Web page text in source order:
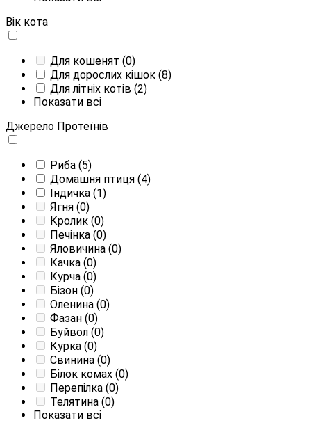
Вік кота
Для кошенят (0)
Для дорослих кішок (8)
Для літніх котів (2)
Показати всі
Джерело Протеїнів
Риба (5)
Домашня птиця (4)
Індичка (1)
Ягня (0)
Кролик (0)
Печінка (0)
Яловичина (0)
Качка (0)
Курча (0)
Бізон (0)
Оленина (0)
Фазан (0)
Буйвол (0)
Курка (0)
Свинина (0)
Білок комах (0)
Перепілка (0)
Телятина (0)
Показати всі